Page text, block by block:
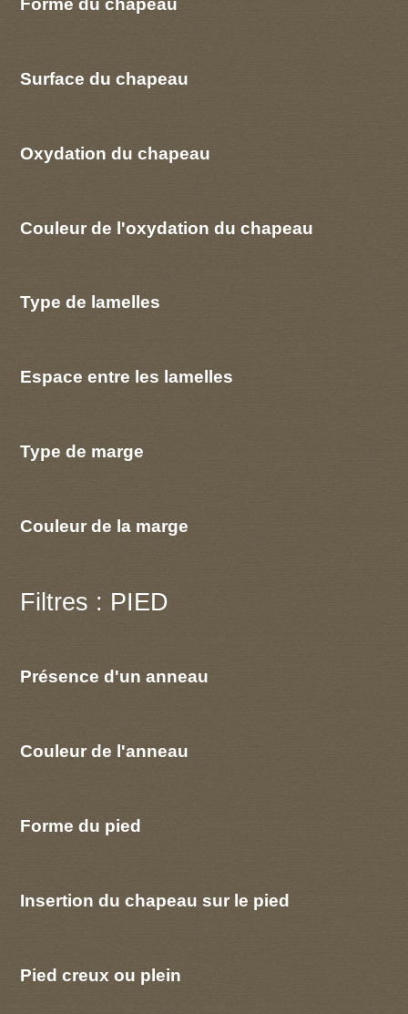
Surface du chapeau
Oxydation du chapeau
Couleur de l'oxydation du chapeau
Type de lamelles
Espace entre les lamelles
Type de marge
Couleur de la marge
Filtres : PIED
Présence d'un anneau
Couleur de l'anneau
Forme du pied
Insertion du chapeau sur le pied
Pied creux ou plein